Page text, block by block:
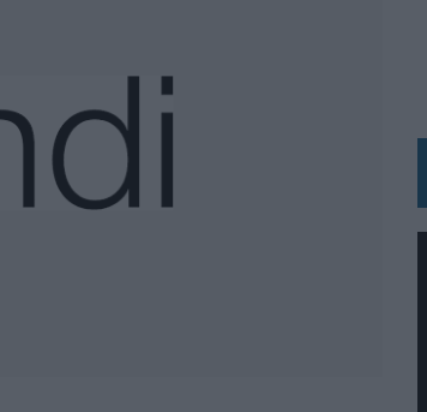
GLOBAL DE MARCA